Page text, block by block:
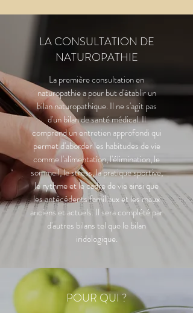
LA CONSULTATION DE
NATUROPATHIE
La première consultation en
naturopathie a pour but d'établir un
bilan naturopathique. Il ne s'agit pas
d'un bilan de santé médical. Il
comprend un entretien approfondi qui
permet d'aborder les habitudes de vie
comme l'alimentation, l'élimination, le
sommeil, le stress, la pratique sportive,
le rythme et le cadre de vie ainsi que
les antécédents familiaux et les maux
anciens et actuels. Il sera complété par
d'autres bilans tel que le bilan
iridologique.
POUR QUI ?